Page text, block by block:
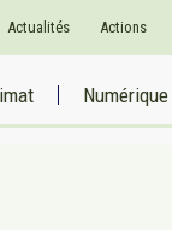
Actualités Actions
Numérique